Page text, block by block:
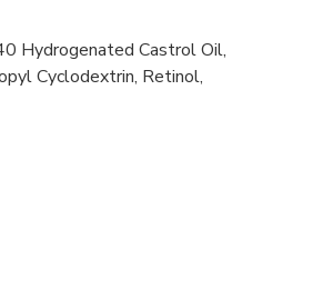
Hydrogenated Castrol Oil,
Cyclodextrin, Retinol,